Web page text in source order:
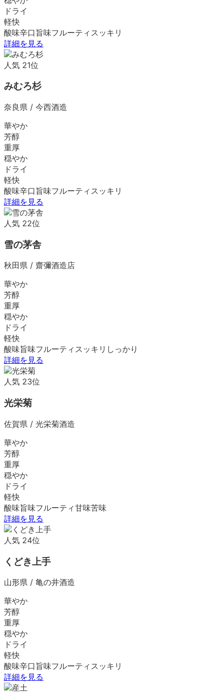
ドライ
軽快
酸味辛口 旨味フルーティ スッキリ
詳細を見る
人気 21位
みむろ杉
奈良県 / 今西酒造
華やか
芳醇
重厚
穏やか
ドライ
軽快
酸味辛口 旨味フルーティ スッキリ
詳細を見る
人気 22位
雪の茅舎
秋田県 / 齋彌酒造店
華やか
芳醇
重厚
穏やか
ドライ
軽快
酸味旨味フルーティ スッキリ しっかり
詳細を見る
人気 23位
光栄菊
佐賀県 / 光栄菊酒造
華やか
芳醇
重厚
穏やか
ドライ
軽快
酸味旨味フルーティ甘味苦味
詳細を見る
人気 24位
くどき上手
山形県 / 亀の井酒造
華やか
芳醇
重厚
穏やか
ドライ
軽快
酸味辛口 旨味フルーティ スッキリ
詳細を見る